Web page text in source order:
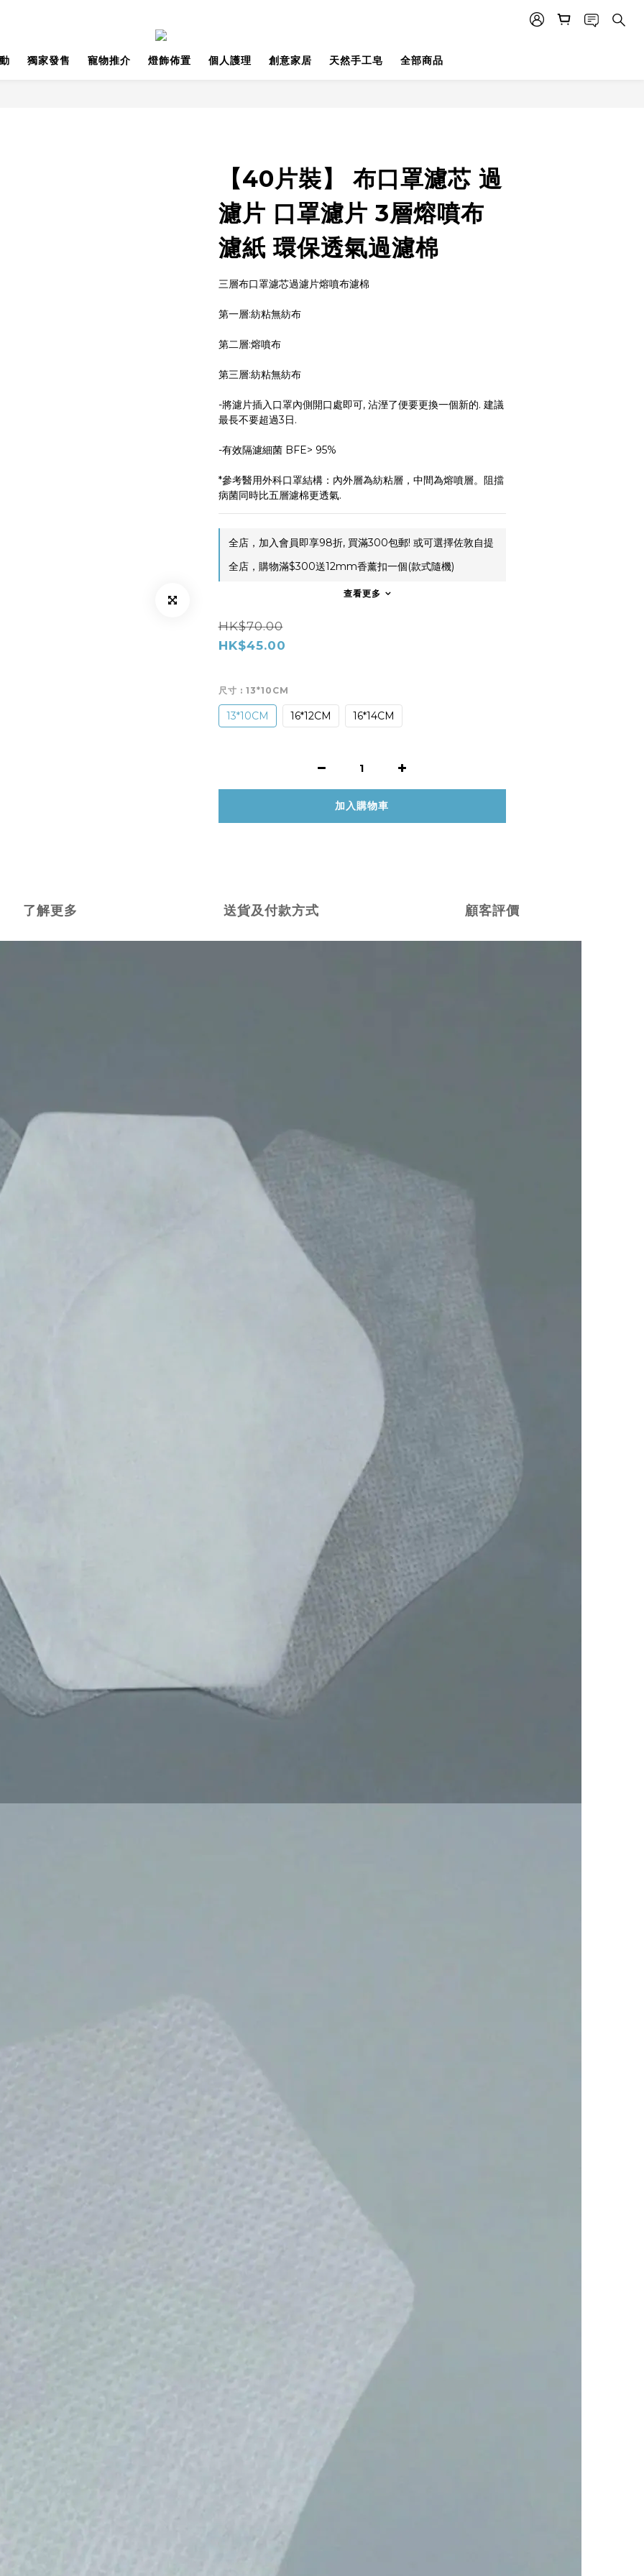
獨家發售 寵物推介 燈飾佈置 個人護理 創意家居 天然手工皂 全部商品
【40片裝】 布口罩濾芯 過
濾片 口罩濾片 3層熔噴布
濾紙 環保透氣過濾棉
三層布口罩濾芯過濾片熔噴布濾棉
第一層:紡粘無紡布
第二層:熔噴布
第三層:紡粘無紡布
-將濾片插入口罩內側開口處即可, 沾溼了便要更換一個新的. 建議
最長不要超過3日.
-有效隔濾細菌 BFE> 95%
*參考醫用外科口罩結構：內外層為紡粘層，中間為熔噴層。阻擋
病菌同時比五層濾棉更透氣.
全店，加入會員即享98折, 買滿300包郵! 或可選擇佐敦自提
全店，購物滿$300送12mm香薰扣一個(款式隨機)
查看更多
HK$70.00
HK$45.00
尺寸 : 13*10CM
13*10CM 16*12CM 16*14CM
加入購物車
了解更多 送貨及付款方式 顧客評價